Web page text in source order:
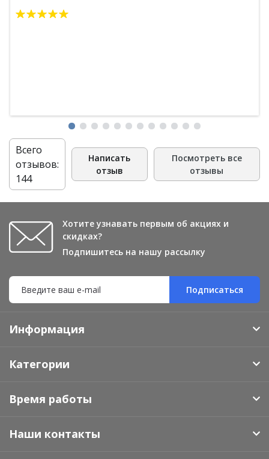
для себя новое и заказываю.
Всего
отзывов:
144
Написать
отзыв
Посмотреть все
отзывы
Хотите узнавать первым об акциях и
скидках?
Подпишитесь на нашу рассылку
Подписаться
Информация
Категории
Время работы
Наши контакты